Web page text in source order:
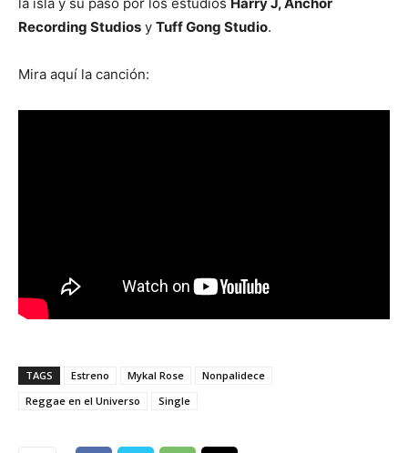
Recording Studios y Tuff Gong Studio.
Mira aquí la canción:
TAGS Estreno Mykal Rose
Nonpalidece
Reggae en el Universo
Single